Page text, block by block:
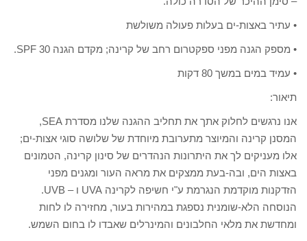
• עתיר באצות-ים בעלות פעולה משולשת
• מספק הגנה מפני ספקטרום רחב של קרינה; מקדם הגנה SPF 30.
• עמיד במים במשך 80 דקות
תיאור:
אנו נרגשים לחלוק אתך את תחליב ההגנה שלנו מסדרת SEA,
המסנן קרינה והמיוצר מתערובת מיוחדת של שלושה סוגי אצות-ים;
אלו מעניקים לך את היתרונות הנהדרים של סינון קרינה, הטמונים
באצות הים, ובה-בעת ממצקים את מראה העור ומגנים מפני
הזדקנות מוקדמת הנגרמת ע"י חשיפה לקרינה UVA ו – UVB.
הנוסחה הלא-שומנית נספגת במהירות בעור, מחזירה לו לחות
ומחדשת את מלאי החלבונים והמינרלים שאבדו לו בחום השמש.